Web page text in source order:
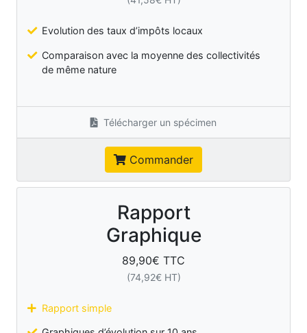
Evolution des taux d’impôts locaux
Comparaison avec la moyenne des collectivités
de même nature
Télécharger un spécimen
Commander
Rapport
Graphique
89,90€ TTC
(74,92€ HT)
Rapport simple